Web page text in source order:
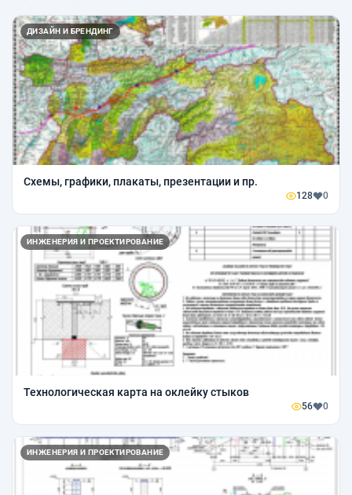
ДИЗАЙН И БРЕНДИНГ
Схемы, графики, плакаты, презентации и пр.
128 0
ИНЖЕНЕРИЯ И ПРОЕКТИРОВАНИЕ
Технологическая карта на оклейку стыков
56 0
ИНЖЕНЕРИЯ И ПРОЕКТИРОВАНИЕ